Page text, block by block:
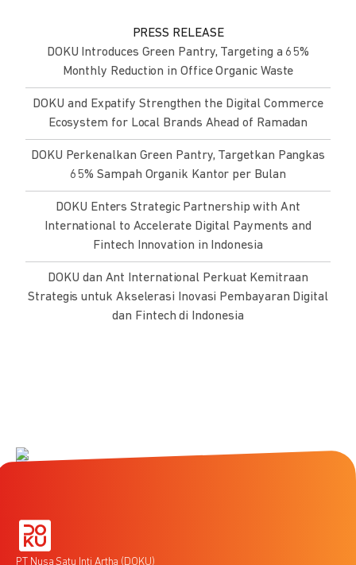
PRESS RELEASE
DOKU Introduces Green Pantry, Targeting a 65%
Monthly Reduction in Office Organic Waste
DOKU and Expatify Strengthen the Digital Commerce
Ecosystem for Local Brands Ahead of Ramadan
DOKU Perkenalkan Green Pantry, Targetkan Pangkas
65% Sampah Organik Kantor per Bulan
DOKU Enters Strategic Partnership with Ant
International to Accelerate Digital Payments and
Fintech Innovation in Indonesia
DOKU dan Ant International Perkuat Kemitraan
Strategis untuk Akselerasi Inovasi Pembayaran Digital
dan Fintech di Indonesia
PT Nusa Satu Inti Artha (DOKU)